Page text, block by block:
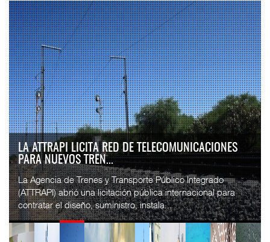
LA ATTRAPI LICITA RED DE TELECOMUNICACIONES
PARA NUEVOS TREN...
La Agencia de Trenes y Transporte Público Integrado
(ATTRAPI) abrió una licitación pública internacional para
contratar el diseño, suministro, instala...